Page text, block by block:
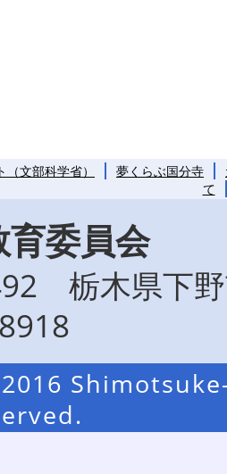
文部科学省） 夢くらぶ国分寺
て
委員会
栃木県下